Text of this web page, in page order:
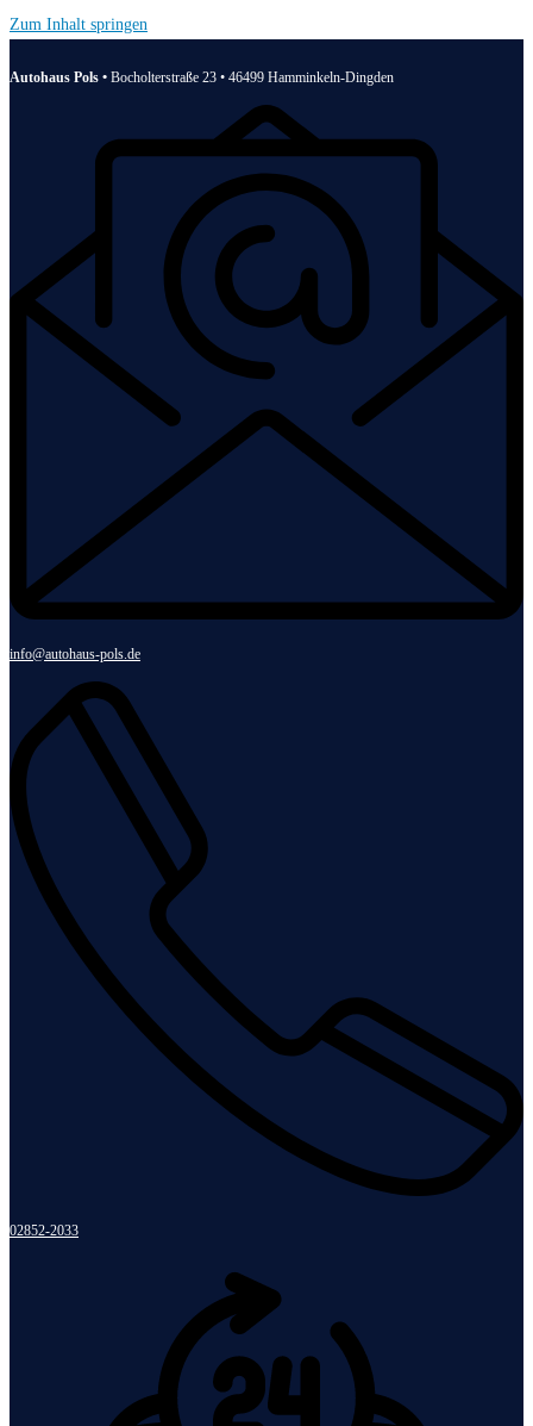
Zum Inhalt springen
Autohaus Pols • Bocholterstraße 23 • 46499 Hamminkeln-Dingden
info@autohaus-pols.de
02852-2033